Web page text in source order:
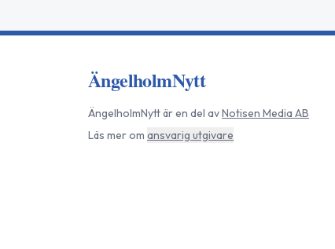
ÄngelholmNytt
ÄngelholmNyttär en del avNotisen Media AB
Läs mer om ansvarig utgivare